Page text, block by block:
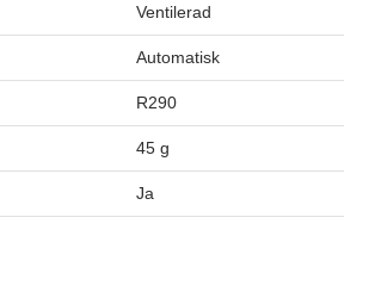
Ventilerad
Automatisk
R290
45 g
Ja